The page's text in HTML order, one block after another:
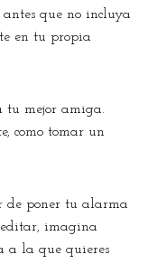
que no incluya
en tu propia
tu mejor amiga.
como tomar un
de poner tu alarma
imagina
a la que quieres